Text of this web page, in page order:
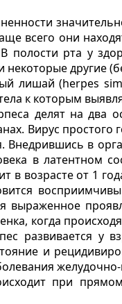
всего они
рта у
другие
лишай (herpes
к которым
делят на
Вирус
Внедрившись в
в латентном
возрасте от 1
выраженное
когда
развивается
и
при